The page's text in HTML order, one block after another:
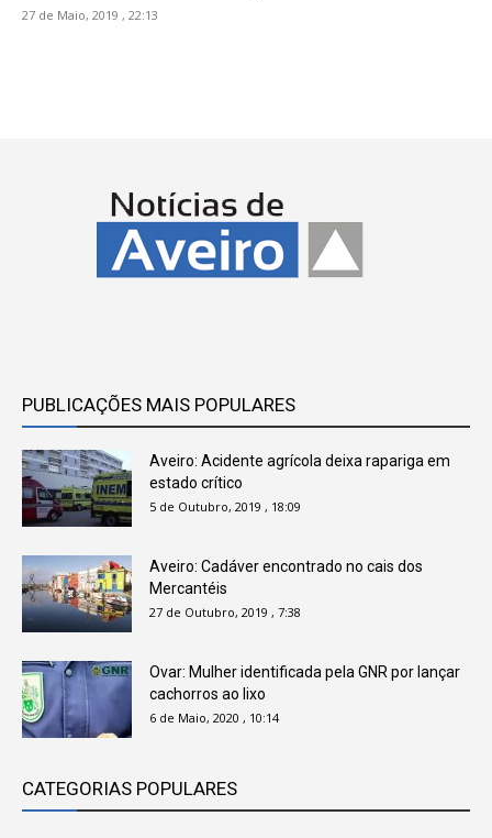
27 de Maio, 2019 , 22:13
PUBLICAÇÕES MAIS POPULARES
Aveiro: Acidente agrícola deixa rapariga em
estado crítico
5 de Outubro, 2019 , 18:09
Aveiro: Cadáver encontrado no cais dos
Mercantéis
27 de Outubro, 2019 , 7:38
Ovar: Mulher identificada pela GNR por lançar
cachorros ao lixo
6 de Maio, 2020 , 10:14
CATEGORIAS POPULARES